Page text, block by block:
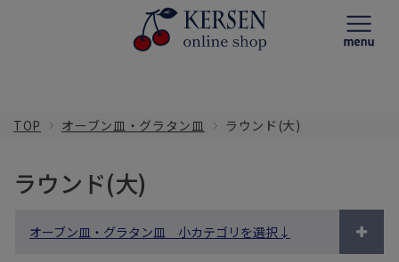
TOP オーブン皿・グラタン皿 ラウンド(大)
ラウンド(大)
オーブン皿・グラタン皿 小カテゴリを選択↓